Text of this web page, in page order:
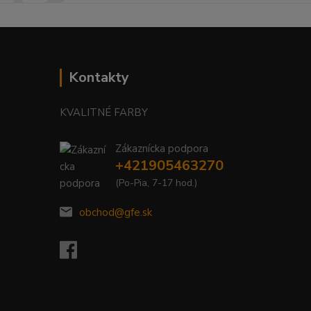
Kontakty
KVALITNÉ FARBY
Zákaznícka podpora
+421905463270
(Po-Pia, 7-17 hod.)
obchod@gfe.sk